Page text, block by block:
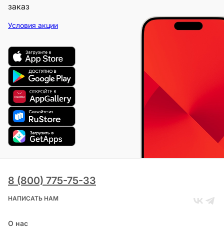
заказ
Условия акции
8 (800) 775-75-33
НАПИСАТЬ НАМ
О нас